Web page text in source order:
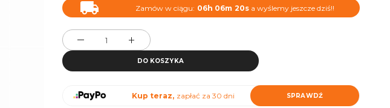
Zamów w ciągu: 06h 06m18s a wyślemy jeszcze dziś!!
DO KOSZYKA
Kup teraz, zapłać za 30 dni SPRAWDŹ